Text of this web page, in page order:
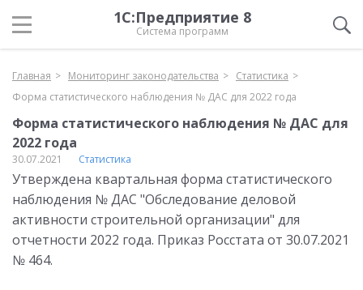
1С:Предприятие 8
Система программ
Главная Мониторинг законодательства
Статистика
Форма статистического наблюдения № ДАС для 2022 года
Форма статистического наблюдения № ДАС для
2022 года
30.07.2021 Статистика
Утверждена квартальная форма статистического
наблюдения № ДАС "Обследование деловой
активности строительной организации" для
отчетности 2022 года. Приказ Росстата от 30.07.2021
№ 464.